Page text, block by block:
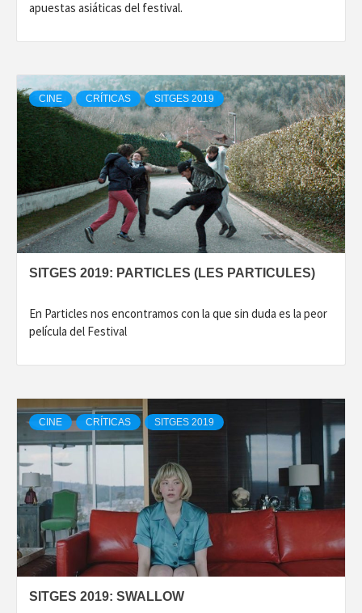
apuestas asiáticas del festival.
CINE CRÍTICAS SITGES 2019
SITGES 2019: PARTICLES (LES PARTICULES)
En Particles nos encontramos con la que sin duda es la peor
película del Festival
CINE CRÍTICAS SITGES 2019
SITGES 2019: SWALLOW